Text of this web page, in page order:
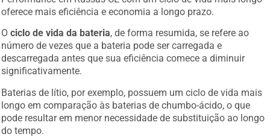
oferece mais eficiência e economia a longo prazo.
Ociclo de vida da bateria, de forma resumida, se refere ao
número de vezes que a bateria pode ser carregada e
descarregada antes que sua eficiência comece a diminuir
significativamente.
Baterias de lítio, por exemplo, possuem um ciclo de vida mais
longo em comparação às baterias de chumbo-ácido, o que
pode resultar em menor necessidade de substituição ao longo
do tempo.